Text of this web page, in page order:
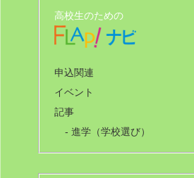
高校生のための
申込関連
イベント
記事
- 進学（学校選び）